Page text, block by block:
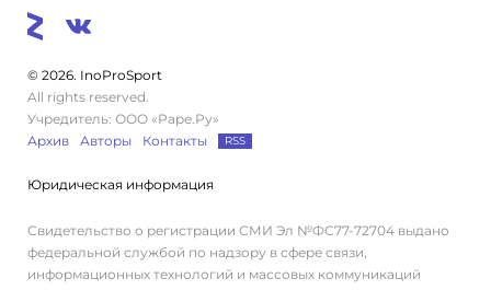
© 2026. InoProSport
All rights reserved.
Учредитель: ООО «Раре.Ру»
Архив
Авторы Контакты RSS
Юридическая информация
Свидетельство о регистрации СМИ Эл №ФС77-72704 выдано
федеральной службой по надзору в сфере связи,
информационных технологий и массовых коммуникаций